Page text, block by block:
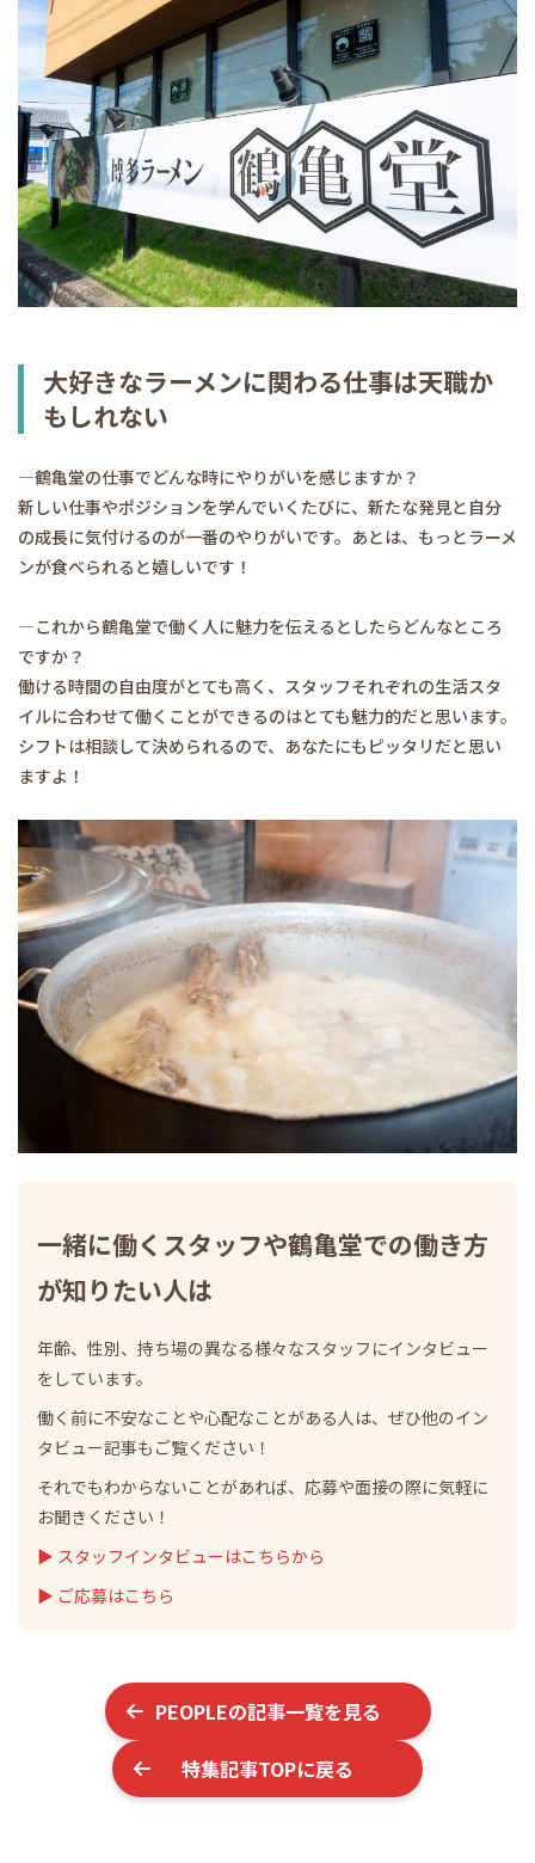
大好きなラーメンに関わる仕事は天職か
もしれない
―鶴亀堂の仕事でどんな時にやりがいを感じますか？
新しい仕事やポジションを学んでいくたびに、新たな発見と自分
の成長に気付けるのが一番のやりがいです。あとは、もっとラーメ
ンが食べられると嬉しいです！
―これから鶴亀堂で働く人に魅力を伝えるとしたらどんなところ
ですか？
働ける時間の自由度がとても高く、スタッフそれぞれの生活スタ
イルに合わせて働くことができるのはとても魅力的だと思います。
シフトは相談して決められるので、あなたにもピッタリだと思い
ますよ！
一緒に働くスタッフや鶴亀堂での働き方
が知りたい人は
年齢、性別、持ち場の異なる様々なスタッフにインタビュー
をしています。
働く前に不安なことや心配なことがある人は、ぜひ他のイン
タビュー記事もご覧ください！
それでもわからないことがあれば、応募や面接の際に気軽に
お聞きください！
▶ スタッフインタビューはこちらから
▶ ご応募はこちら
PEOPLEの記事一覧を見る
特集記事TOPに戻る